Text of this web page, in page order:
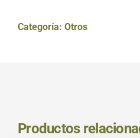
Categoría: Otros
Productos